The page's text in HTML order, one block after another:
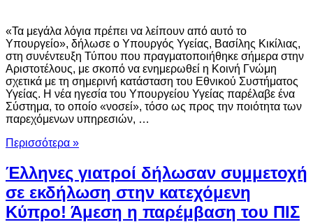
«Τα μεγάλα λόγια πρέπει να λείπουν από αυτό το
Υπουργείο», δήλωσε ο Υπουργός Υγείας, Βασίλης Κικίλιας,
στη συνέντευξη Τύπου που πραγματοποιήθηκε σήμερα στην
Αριστοτέλους, με σκοπό να ενημερωθεί η Κοινή Γνώμη
σχετικά με τη σημερινή κατάσταση του Εθνικού Συστήματος
Υγείας. Η νέα ηγεσία του Υπουργείου Υγείας παρέλαβε ένα
Σύστημα, το οποίο «νοσεί», τόσο ως προς την ποιότητα των
παρεχόμενων υπηρεσιών, …
Περισσότερα »
Έλληνες γιατροί δήλωσαν συμμετοχή
σε εκδήλωση στην κατεχόμενη
Κύπρο! Άμεση η παρέμβαση του ΠΙΣ